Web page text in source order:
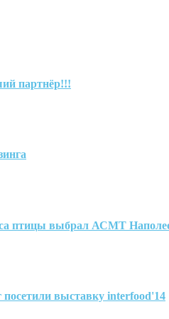
партнёр!!!
птицы выбрал АСМТ
выставку interfood'14